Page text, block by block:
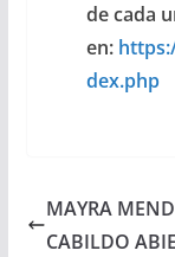
de cada
en:
dex.php
MAYRA
CABILDO